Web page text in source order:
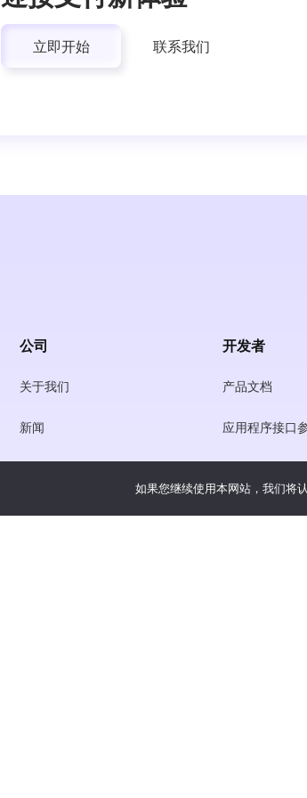
立即开始 联系我们
公司
关于我们
新闻
职位
开发者
产品文档
应用程序接口
JS SDK 参考
如果您继续使用本网站，我们将